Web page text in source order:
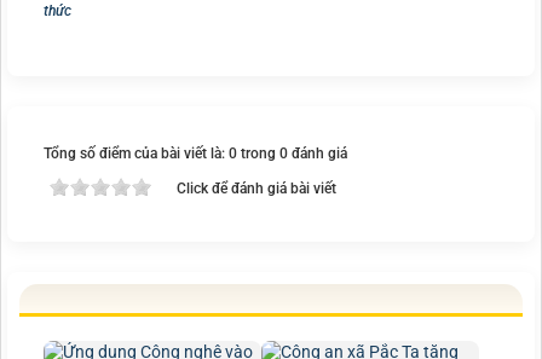
thức
Tổng số điểm của bài viết là: 0 trong 0 đánh giá
Click để đánh giá bài viết